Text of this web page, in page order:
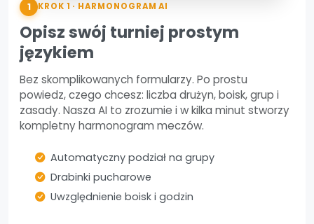
1 KROK 1 · HARMONOGRAM AI
Opisz swój turniej prostym
językiem
Bez skomplikowanych formularzy. Po prostu
powiedz, czego chcesz: liczba drużyn, boisk, grup i
zasady. Nasza AI to zrozumie i w kilka minut stworzy
kompletny harmonogram meczów.
Automatyczny podział na grupy
Drabinki pucharowe
Uwzględnienie boisk i godzin